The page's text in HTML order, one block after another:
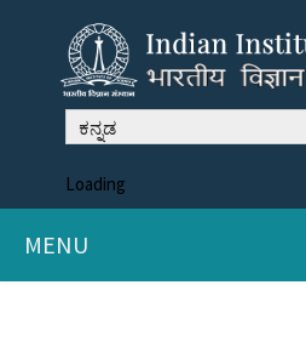
ಕನ್ನಡ
Loading
MENU